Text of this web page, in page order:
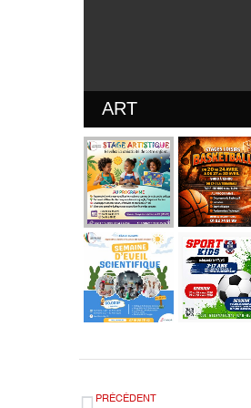
ART
PRÉCÉDENT